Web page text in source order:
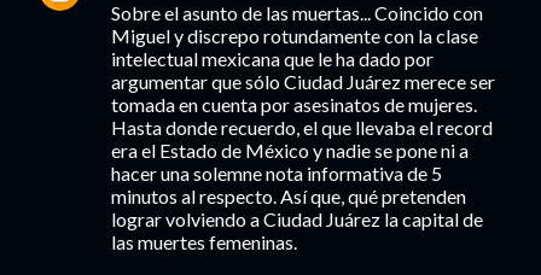
Sobre el asunto de las muertas... Coincido con
Miguel y discrepo rotundamente con la clase
intelectual mexicana que le ha dado por
argumentar que sólo Ciudad Juárez merece ser
tomada en cuenta por asesinatos de mujeres.
Hasta donde recuerdo, el que llevaba el record
era el Estado de México y nadie se pone ni a
hacer una solemne nota informativa de 5
minutos al respecto. Así que, qué pretenden
lograr volviendo a Ciudad Juárez la capital de
las muertes femeninas.